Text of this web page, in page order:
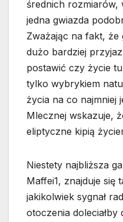
średnich rozmiarów,
jedna gwiazda
Zważając na fakt, że
dużo bardziej
postawić czy życie
tylko wybrykiem
życia na co najmniej
Mlecznej wskazuje,
eliptyczne kipią
Niestety najbliższa
Maffei1, znajduje się
jakikolwiek sygnał
otoczenia